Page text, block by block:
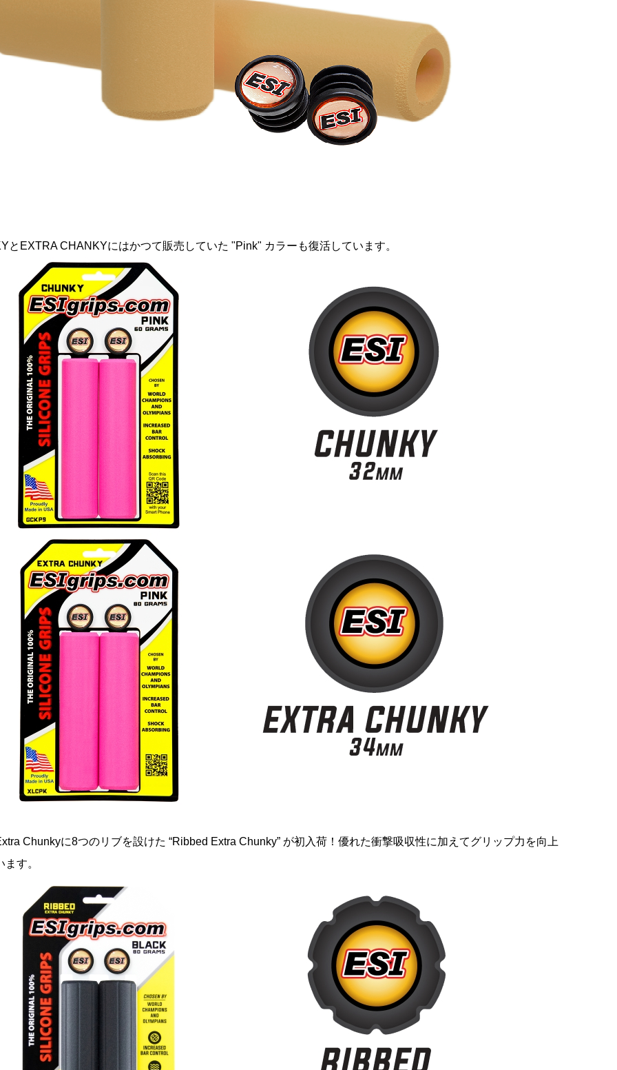
とEXTRA CHANKYにはかつて販売していた "Pink" カラーも復活しています。
Chunkyに8つのリブを設けた “Ribbed Extra Chunky” が初入荷！優れた衝撃吸収性に加えてグリップ力を向上
す。